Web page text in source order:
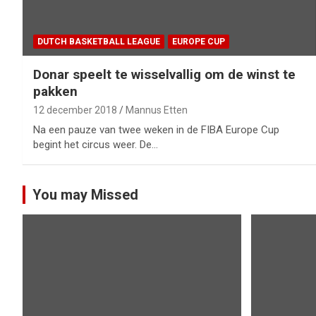
DUTCH BASKETBALL LEAGUE EUROPE CUP
Donar speelt te wisselvallig om de winst te
pakken
12 december 2018 Mannus Etten
Na een pauze van twee weken in de FIBA Europe Cup
begint het circus weer. De…
You may Missed